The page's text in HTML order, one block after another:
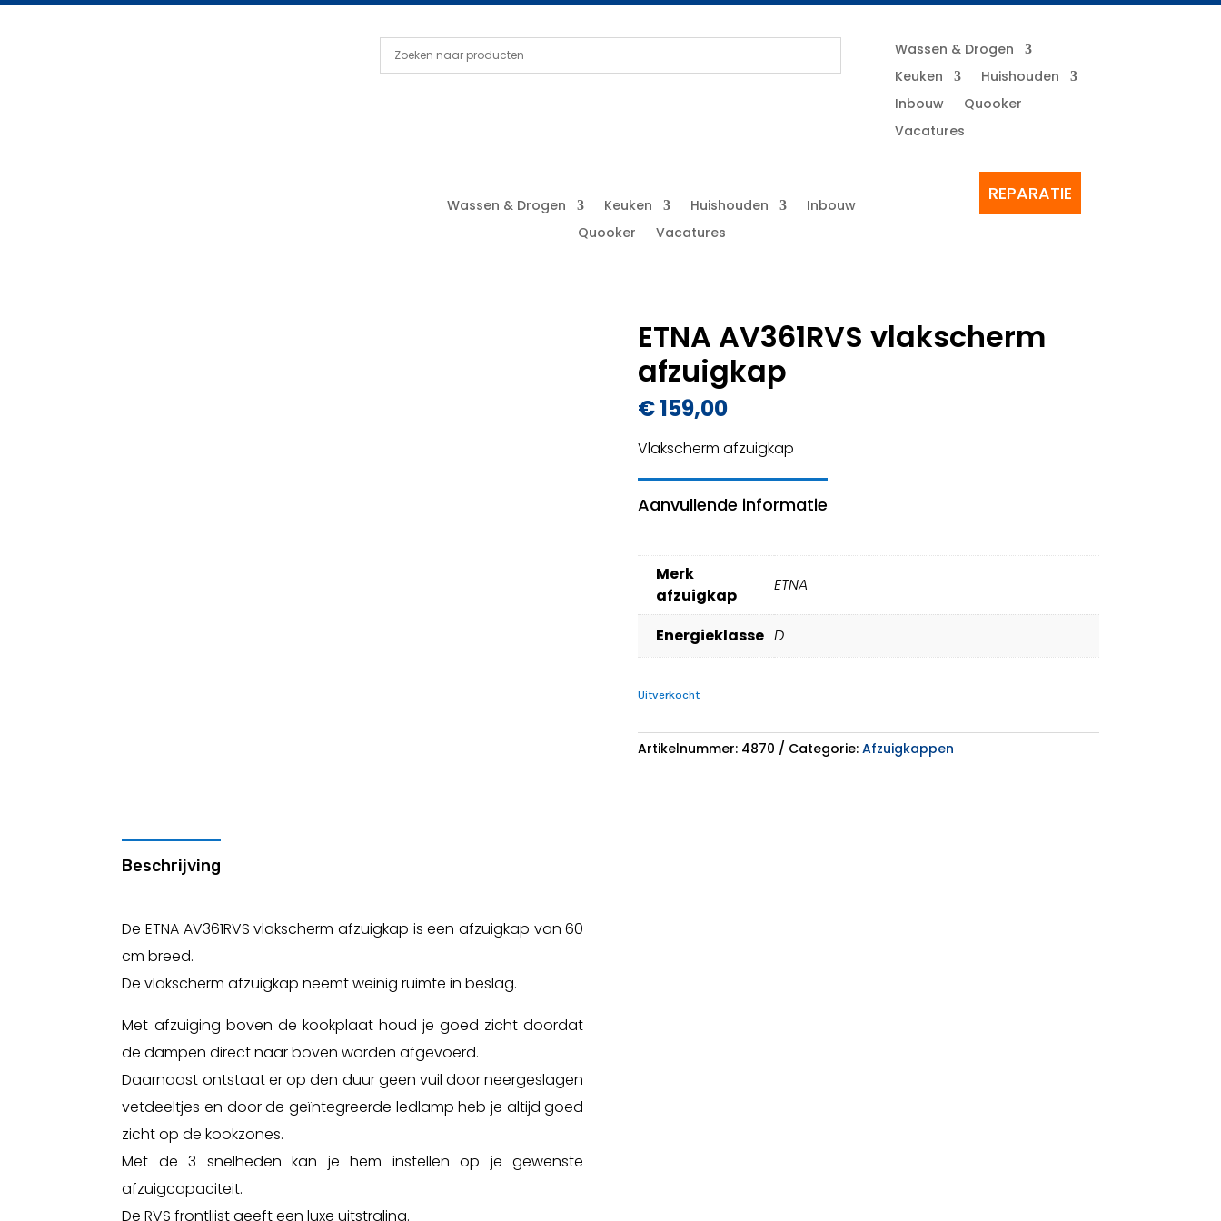
Wassen & Drogen
Keuken
Huishouden
Inbouw
Quooker
Vacatures
Wassen & Drogen Keuken Huishouden
Inbouw
Quooker
Vacatures
REPARATIE
ETNA AV361RVS vlakscherm
afzuigkap
€159,00
Vlakscherm afzuigkap
Aanvullende informatie
Merk
afzuigkap
ETNA
Energieklasse D
Uitverkocht
Artikelnummer: 4870 Categorie: Afzuigkappen
Beschrijving
De ETNA AV361RVS vlakscherm afzuigkap is een afzuigkap van 60
cm breed.
De vlakscherm afzuigkap neemt weinig ruimte in beslag.
Met afzuiging boven de kookplaat houd je goed zicht doordat
de dampen direct naar boven worden afgevoerd.
Daarnaast ontstaat er op den duur geen vuil door neergeslagen
vetdeeltjes en door de geïntegreerde ledlamp heb je altijd goed
zicht op de kookzones.
Met de 3 snelheden kan je hem instellen op je gewenste
afzuigcapaciteit.
De RVS frontlijst geeft een luxe uitstraling.